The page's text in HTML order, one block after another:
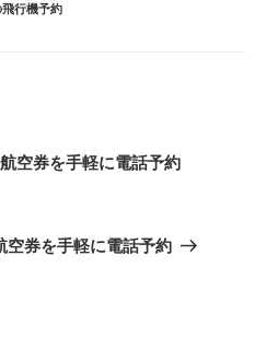
行機予約
空券を手軽に電話予約
空券を手軽に電話予約